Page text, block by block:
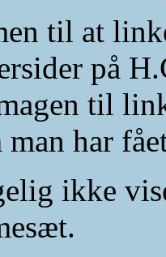
til at
på
til
har
ikke